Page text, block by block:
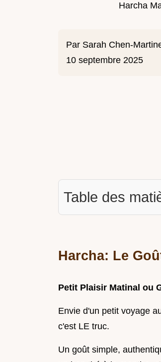
Harcha
Par Sarah Chen-
10 septembre 2025
Table des
Harcha: Le
Petit Plaisir Matinal ou
Envie d'un petit voyage
c'est LE truc.
Un goût simple,